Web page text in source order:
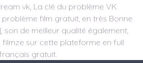
vk, La clé du problème VK
film gratuit, en très Bonne
son de meilleur qualité également,
sur cette plateforme en full
gratuit.